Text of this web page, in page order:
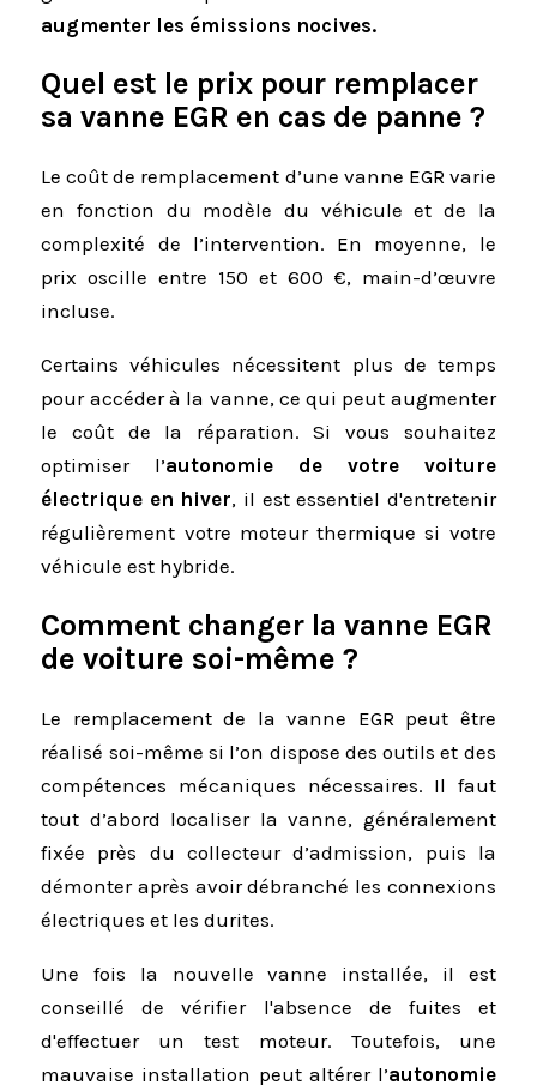
augmenter les émissions nocives.
Quel est le prix pour remplacer
sa vanne EGR en cas de panne ?
Le coût de remplacement d’une vanne EGR varie
en fonction du modèle du véhicule et de la
complexité de l’intervention. En moyenne, le
prix oscille entre 150 et 600 €, main-d’œuvre
incluse.
Certains véhicules nécessitent plus de temps
pour accéder à la vanne, ce qui peut augmenter
le coût de la réparation. Si vous souhaitez
optimiser l’autonomie de votre voiture
électrique en hiver, il est essentiel d'entretenir
régulièrement votre moteur thermique si votre
véhicule est hybride.
Comment changer la vanne EGR
de voiture soi-même ?
Le remplacement de la vanne EGR peut être
réalisé soi-même si l’on dispose des outils et des
compétences mécaniques nécessaires. Il faut
tout d’abord localiser la vanne, généralement
fixée près du collecteur d’admission, puis la
démonter après avoir débranché les connexions
électriques et les durites.
Une fois la nouvelle vanne installée, il est
conseillé de vérifier l'absence de fuites et
d'effectuer un test moteur. Toutefois, une
mauvaise installation peut altérer l’autonomie